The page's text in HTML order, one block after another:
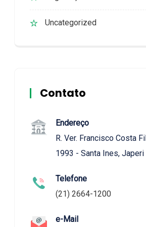
Uncategorized
Contato
Endereço
R. Ver. Francisco Costa
1993 - Santa Ines, Japeri
Telefone
(21) 2664-1200
e-Mail